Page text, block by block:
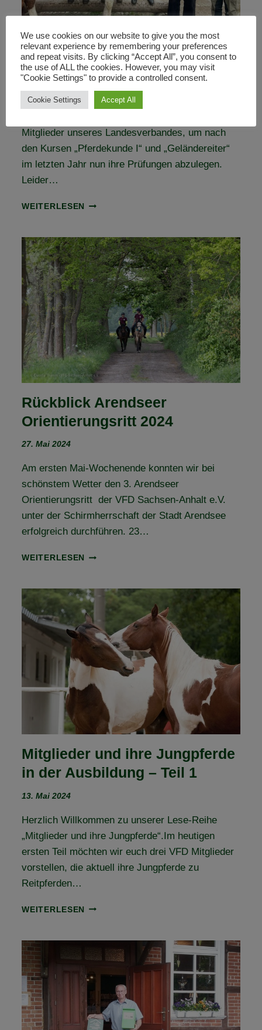
Erfolgreich geprüft:
Pferdekunde I & Geländereiter
5. Juni 2024
Mitglieder unseres Landesverbandes, um nach
den Kursen „Pferdekunde I“ und „Geländereiter“
im letzten Jahr nun ihre Prüfungen abzulegen.
Leider…
WEITERLESEN
ERFOLGREICH
I
&
GELÄNDEREITER
Rückblick Arendseer
Orientierungsritt 2024
27. Mai 2024
Am ersten Mai-Wochenende konnten wir bei
schönstem Wetter den 3. Arendseer
Orientierungsritt der VFD Sachsen-Anhalt e.V.
unter der Schirmherrschaft der Stadt Arendsee
erfolgreich durchführen. 23…
WEITERLESEN
RÜCKBLICK
2024
Mitglieder und ihre Jungpferde
in der Ausbildung – Teil 1
13. Mai 2024
Herzlich Willkommen zu unserer Lese-Reihe
„Mitglieder und ihre Jungpferde“.Im heutigen
ersten Teil möchten wir euch drei VFD Mitglieder
vorstellen, die aktuell ihre Jungpferde zu
Reitpferden…
WEITERLESEN
MITGLIEDER
AUSBILDUNG
TEIL
1
We use cookies on our website to give you the most
relevant experience by remembering your preferences
and repeat visits. By clicking “Accept All”, you consent to
the use of ALL the cookies. However, you may visit
"Cookie Settings" to provide a controlled consent.
Cookie Settings Accept All